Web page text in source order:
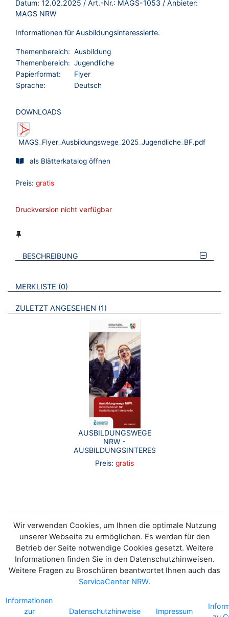
Datum: 12.02.2025 / Art.-Nr.: MAGS-1053 / Anbieter:
MAGS NRW
Informationen für Ausbildungsinteressierte.
Themenbereich: Ausbildung
Themenbereich: Jugendliche
Papierformat:
Flyer
Sprache:
Deutsch
DOWNLOADS
MAGS_Flyer_Ausbildungswege_2025_Jugendliche_BF.pdf
als Blätterkatalog öffnen
Preis: gratis
Druckversion nicht verfügbar
BESCHREIBUNG
VERWEISE AUF VERMERKTE- ODER ZULETZT ANGESEHENE
MERKLISTE 0 BROSCHÜREN
ZULETZT ANGESEHEN 1 BROSCHÜREN
AUSBILDUNGSWEGE
NRW -
AUSBILDUNGSINTERESSIERTE
Preis: gratis
Wir verwenden Cookies, um Ihnen die optimale Nutzung
unserer Webseite zu ermöglichen. Es werden für den
Betrieb der Seite notwendige Cookies gesetzt. Weitere
Informationen finden Sie in den Datenschutzhinweisen.
Weitere Fragen zu Broschüren beantwortet Ihnen auch das
ServiceCenter NRW.
Informationen
zur
Datenschutzhinweise Impressum